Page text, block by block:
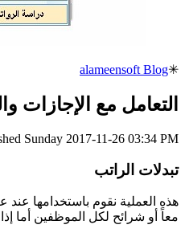
✳
alameensoft Blog
التعامل مع الإجازات
Sunday 2017-11-26 03:34 PM
تبدلات الراتب
هذه العملية نقوم باستخدامها
معاً أو شرائح لكل الموظفين أما